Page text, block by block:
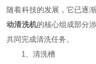
随着科技的发展，它已逐
动清洗机的核心组成部分
共同完成清洗任务。
1、清洗槽